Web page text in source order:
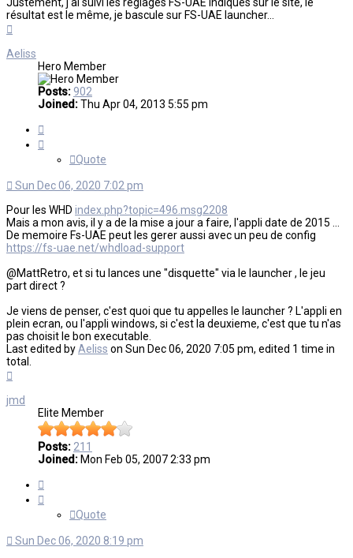
Justement, j'ai suivi les réglages FS-UAE indiqués sur le site, le
résultat est le même, je bascule sur FS-UAE launcher...
Aeliss
Hero Member
Posts: 902
Joined:Thu Apr 04, 2013 5:55 pm
Quote
Sun Dec 06, 2020 7:02 pm
Pour les WHD index.php?topic=496.msg2208
Mais a mon avis, il y a de la mise a jour a faire, l'appli date de 2015 ...
De memoire Fs-UAE peut les gerer aussi avec un peu de config
https://fs-uae.net/whdload-support
@MattRetro, et si tu lances une "disquette" via le launcher , le jeu
part direct ?
Je viens de penser, c'est quoi que tu appelles le launcher ? L'appli en
plein ecran, ou l'appli windows, si c'est la deuxieme, c'est que tu n'as
pas choisit le bon executable.
Last edited byAeliss on Sun Dec 06, 2020 7:05 pm, edited 1 time in
total.
jmd
Elite Member
Posts:211
Joined: Mon Feb 05, 2007 2:33 pm
Quote
Sun Dec 06, 2020 8:19 pm